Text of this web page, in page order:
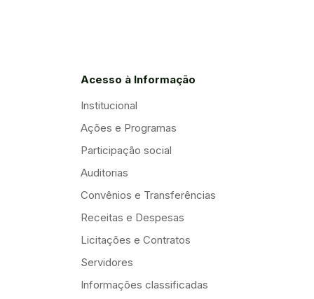
Acesso à Informação
Institucional
Ações e Programas
Participação social
Auditorias
Convênios e Transferências
Receitas e Despesas
Licitações e Contratos
Servidores
Informações classificadas